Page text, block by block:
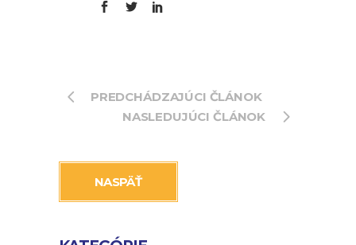
PREDCHÁDZAJÚCI ČLÁNOK
NASLEDUJÚCI ČLÁNOK
NASPÄŤ